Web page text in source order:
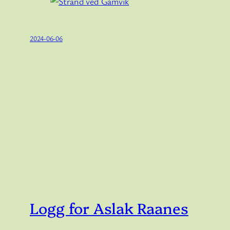
2024-06-06
Logg for Aslak Raanes